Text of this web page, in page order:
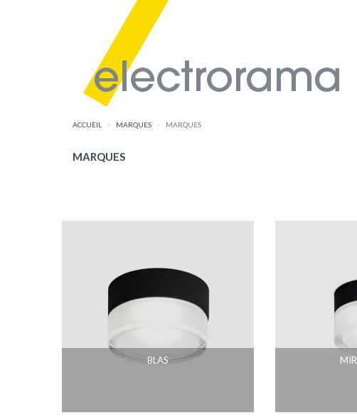
ACCUEIL MARQUES MARQUES
MARQUES
BLAS